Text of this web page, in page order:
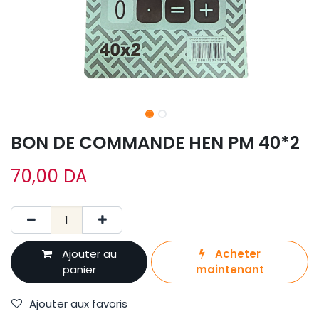
BON DE COMMANDE HEN PM 40*2
70,00 DA
Ajouter au
panier
Acheter
maintenant
Ajouter aux favoris